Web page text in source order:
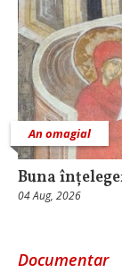
An omagial
Buna
04 Aug, 2026
Documentar